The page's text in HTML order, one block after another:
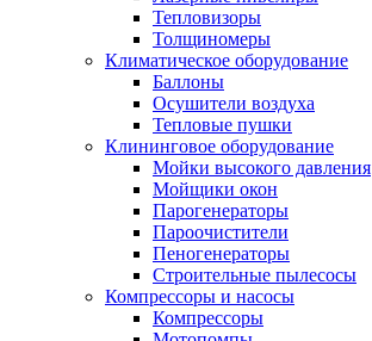
Тепловизоры
Толщиномеры
Климатическое оборудование
Баллоны
Осушители воздуха
Тепловые пушки
Клининговое оборудование
Мойки высокого давления
Мойщики окон
Парогенераторы
Пароочистители
Пеногенераторы
Строительные пылесосы
Компрессоры и насосы
Компрессоры